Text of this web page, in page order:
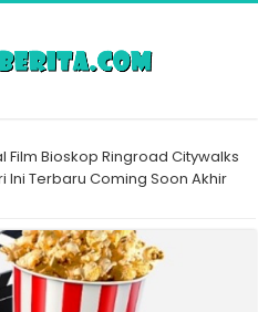
Film Bioskop Ringroad Citywalks
Ini Terbaru Coming Soon Akhir